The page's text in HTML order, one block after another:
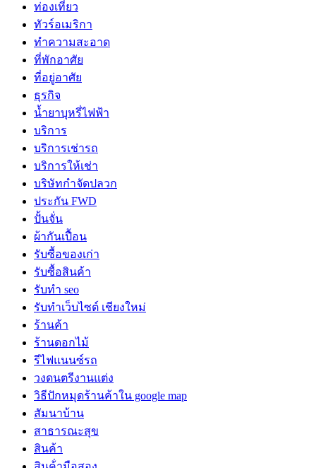
ท่องเที่ยว
ทัวร์อเมริกา
ทำความสะอาด
ที่พักอาศัย
ที่อยู่อาศัย
ธุรกิจ
น้ำยาบุหรี่ไฟฟ้า
บริการ
บริการเช่ารถ
บริการให้เช่า
บริษัทกำจัดปลวก
ประกัน FWD
ปั้นจั่น
ผ้ากันเปื้อน
รับซื้อของเก่า
รับซื้อสินค้า
รับทำ seo
รับทำเว็บไซต์ เชียงใหม่
ร้านค้า
ร้านดอกไม้
รีไฟแนนซ์รถ
วงดนตรีงานแต่ง
วิธีปักหมุดร้านค้าใน google map
สัมนาบ้าน
สาธารณะสุข
สินค้า